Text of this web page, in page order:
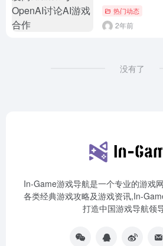
热门动态
2年前
没有了
In-Game游戏导航是一个专业的游戏
各类经典游戏攻略及游戏资讯,In-
打造中国游戏导航领